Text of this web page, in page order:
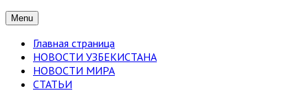
Menu
Главная страница
НОВОСТИ УЗБЕКИСТАНА
НОВОСТИ МИРА
СТАТЬИ